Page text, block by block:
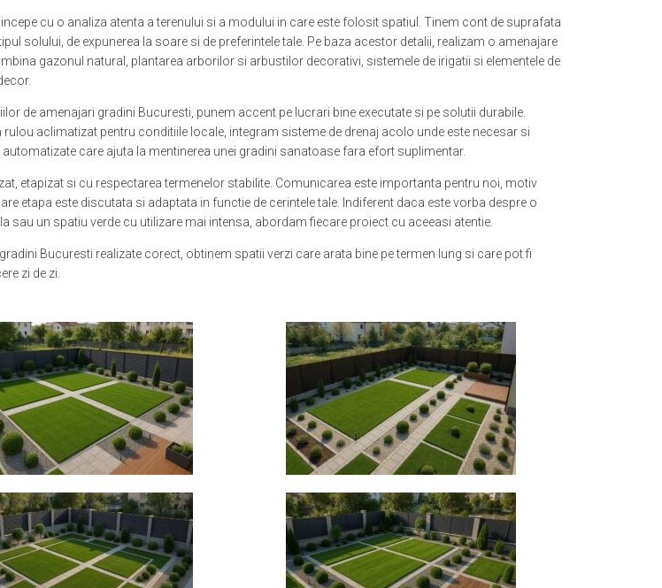
cu o analiza atenta a terenului si a modului in care este folosit spatiul. Tinem cont de suprafata
solului, de expunerea la soare si de preferintele tale. Pe baza acestor detalii, realizam o amenajare
gazonul natural, plantarea arborilor si arbustilor decorativi, sistemele de irigatii si elementele de
de amenajari gradini Bucuresti, punem accent pe lucrari bine executate si pe solutii durabile.
aclimatizat pentru conditiile locale, integram sisteme de drenaj acolo unde este necesar si
care ajuta la mentinerea unei gradini sanatoase fara efort suplimentar.
etapizat si cu respectarea termenelor stabilite. Comunicarea este importanta pentru noi, motiv
etapa este discutata si adaptata in functie de cerintele tale. Indiferent daca este vorba despre o
sau un spatiu verde cu utilizare mai intensa, abordam fiecare proiect cu aceeasi atentie.
Bucuresti realizate corect, obtinem spatii verzi care arata bine pe termen lung si care pot fi
zi de zi.